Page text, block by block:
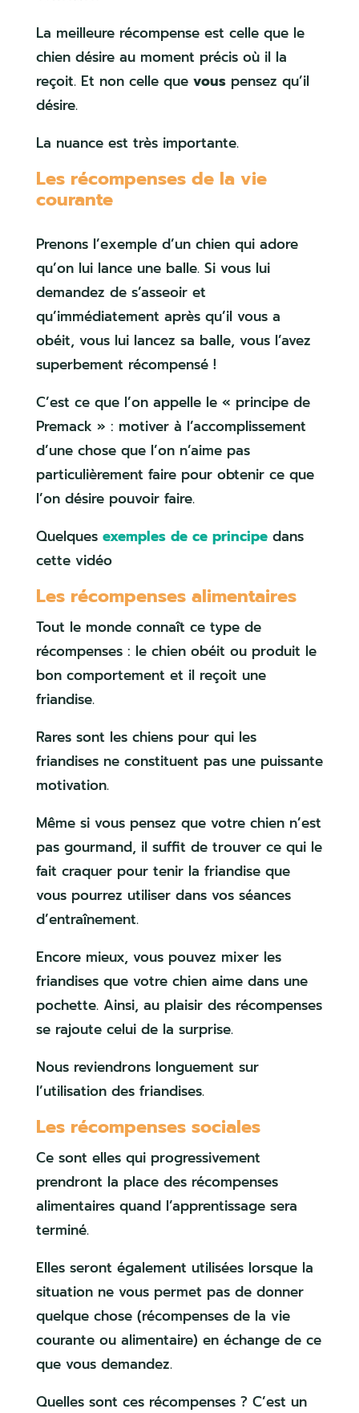
La meilleure récompense est celle que le
chien désire au moment précis où il la
reçoit. Et non celle que vouspensez qu’il
désire.
La nuance est très importante.
Les récompenses de la vie
courante
Prenons l’exemple d’un chien qui adore
qu’on lui lance une balle. Si vous lui
demandez de s’asseoir et
qu’immédiatement après qu’il vous a
obéit, vous lui lancez sa balle, vous l’avez
superbement récompensé !
C’est ce que l’on appelle le « principe de
Premack » : motiver à l’accomplissement
d’une chose que l’on n’aime pas
particulièrement faire pour obtenir ce que
l’on désire pouvoir faire.
Quelques exemples de ce principedans
cette vidéo
Les récompenses alimentaires
Tout le monde connaît ce type de
récompenses : le chien obéit ou produit le
bon comportement et il reçoit une
friandise.
Rares sont les chiens pour qui les
friandises ne constituent pas une puissante
motivation.
Même si vous pensez que votre chien n’est
pas gourmand, il suffit de trouver ce qui le
fait craquer pour tenir la friandise que
vous pourrez utiliser dans vos séances
d’entraînement.
Encore mieux, vous pouvez mixer les
friandises que votre chien aime dans une
pochette. Ainsi, au plaisir des récompenses
se rajoute celui de la surprise.
Nous reviendrons longuement sur
l’utilisation des friandises.
Les récompenses sociales
Ce sont elles qui progressivement
prendront la place des récompenses
alimentaires quand l’apprentissage sera
terminé.
Elles seront également utilisées lorsque la
situation ne vous permet pas de donner
quelque chose (récompenses de la vie
courante ou alimentaire) en échange de ce
que vous demandez.
Quelles sont ces récompenses ? C’est un